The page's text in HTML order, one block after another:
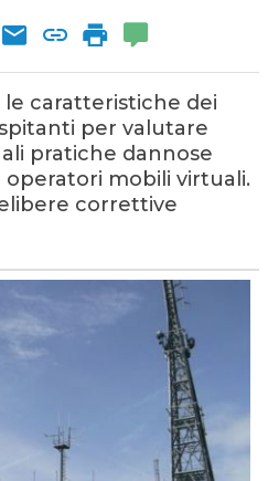
le caratteristiche dei
per valutare
pratiche dannose
mobili virtuali.
correttive